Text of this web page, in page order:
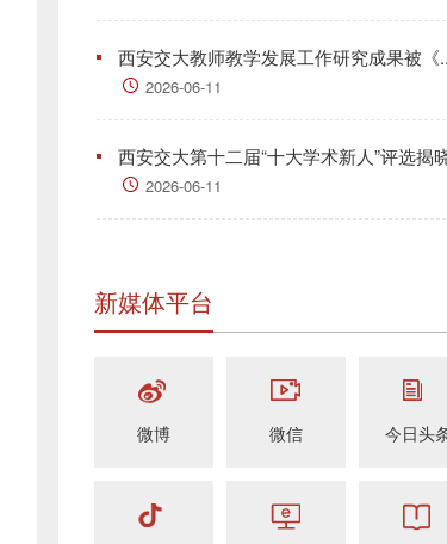
西安交大教师教学发展工作研究成果被《
2026-06-11
西安交大第十二届“十大学术新人”评选揭
2026-06-11
新媒体平台
微博 微信 今日头